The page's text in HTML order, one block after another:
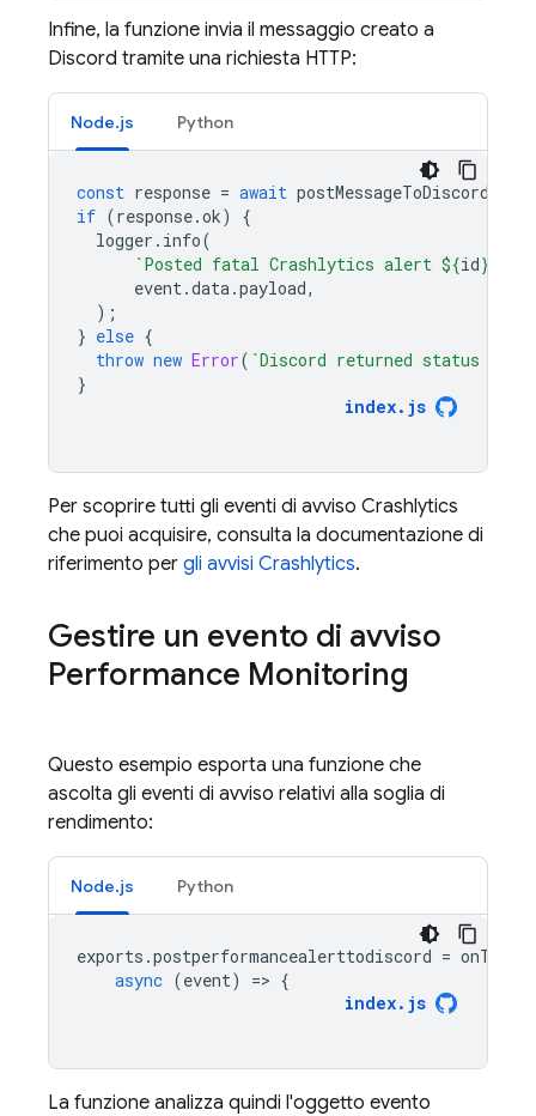
Infine, la funzione invia il messaggio creato a
Discord tramite una richiesta HTTP:
Node.js Python
const response = await postMessageToDiscord
if (response.ok)
{
logger . info(
`Posted fatal Crashlytics alert ${id}
event.data.payload,
);
} else {
throw new Error( `Discord returned status code
}
index. js
Per scoprire tutti gli eventi di avviso Crashlytics
che puoi acquisire, consulta la documentazione di
riferimento per gli avvisi Crashlytics.
Gestire un evento di avviso
Performance Monitoring
Questo esempio esporta una funzione che
ascolta gli eventi di avviso relativi alla soglia di
rendimento:
Node.js Python
exports .postperformancealerttodiscord =
async (event) => {
index. js
La funzione analizza quindi l'oggetto evento